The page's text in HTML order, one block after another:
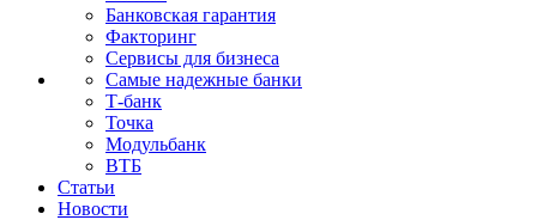
Банковская гарантия
Факторинг
Сервисы для бизнеса
Самые надежные банки
Т-банк
Точка
Модульбанк
ВТБ
Статьи
Новости